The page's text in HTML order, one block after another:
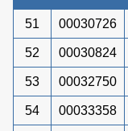
51 00030726
52 00030824
53 00032750
54 00033358